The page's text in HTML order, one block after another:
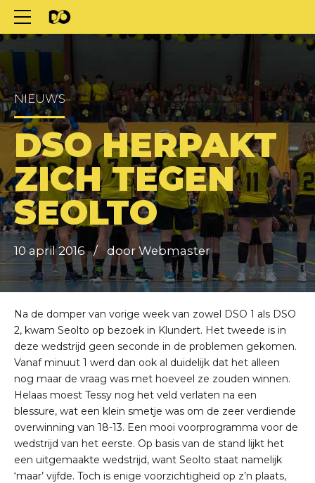
NIEUWS
DSO HERPAKT
ZICH TEGEN
SEOLTO
10 april 2016 door Webmaster
Na de domper van vorige week van zowel DSO 1 als DSO
2, kwam Seolto op bezoek in Klundert. Het tweede is in
deze wedstrijd geen seconde in de problemen gekomen.
Vanaf minuut 1 werd dan ook al duidelijk dat het alleen
nog maar de vraag was met hoeveel ze zouden winnen.
Helaas moest Tessy nog het veld verlaten na een
blessure, wat een klein smetje was om de zeer verdiende
overwinning van 18-13. Een mooi voorprogramma voor de
wedstrijd van het eerste. Op basis van de stand lijkt het
een uitgemaakte wedstrijd, want Seolto staat namelijk
‘maar’ vijfde. Toch is enige voorzichtigheid op z’n plaats,